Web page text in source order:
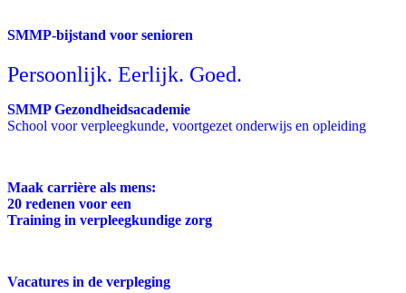
SMMP-bijstand voor senioren
Persoonlijk. Eerlijk. Goed.
SMMP Gezondheidsacademie
School voor verpleegkunde, voortgezet onderwijs en opleiding
Maak carrière als mens:
20 redenen voor een
Training in verpleegkundige zorg
Vacatures in de verpleging